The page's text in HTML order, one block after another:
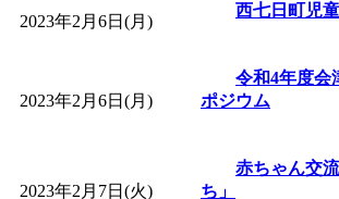
「まだまだ暑
レクリエーシ
ットせよ！
2023年2月6日(月)
西七日町児
2023年2月6日(月)
令和4年度会
ポジウム
2023年2月7日(火)
赤ちゃん交
ち」